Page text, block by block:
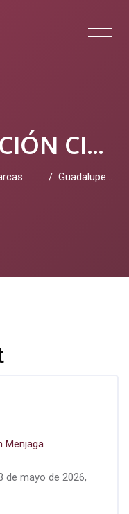
AULA PROTECCIÓN CIVIL SINALOA
Guadalupetolbert
Menjaga
de mayo de 2026,